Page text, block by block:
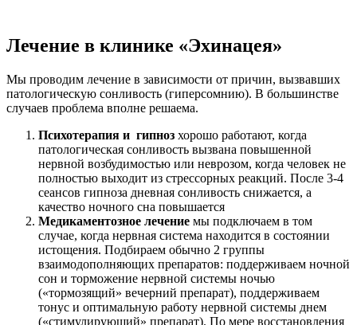
Лечение в клинике «Эхинацея»
Мы проводим лечение в зависимости от причин, вызвавших
патологическую сонливость (гиперсомнию). В большинстве
случаев проблема вполне решаема.
Психотерапия и гипноз хорошо работают, когда
патологическая сонливость вызвана повышенной
нервной возбудимостью или неврозом, когда человек не
полностью выходит из стрессорных реакций. После 3-4
сеансов гипноза дневная сонливость снижается, а
качество ночного сна повышается
Медикаментозное лечение мы подключаем в том
случае, когда нервная система находится в состоянии
истощения. Подбираем обычно 2 группы
взаимодополняющих препаратов: поддерживаем ночной
сон и торможение нервной системы ночью
(«тормозящий» вечерний препарат), поддерживаем
тонус и оптимальную работу нервной системы днем
(«стимулирующий» препарат). По мере восстановления